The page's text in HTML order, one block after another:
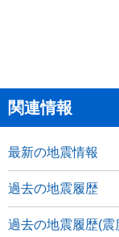
関連情報
最新の地震情報
過去の地震履歴
過去の地震履歴(震